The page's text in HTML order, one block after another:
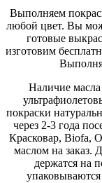
Выполняем
любой цвет. Вы
готовые
изготовим
Наличие
покраски
через 2-3 года
Красковар, Biofa,
маслом на заказ.
держатся на